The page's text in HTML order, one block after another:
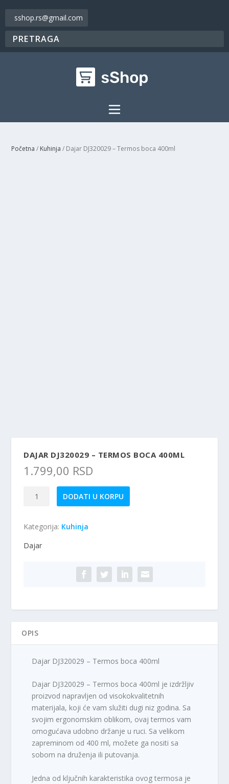
sshop.rs@gmail.com
Početna / Kuhinja / Dajar DJ320029 – Termos boca 400ml
DAJAR DJ320029 – TERMOS BOCA 400ML
1.799,00 RSD
Dajar
Termos
400ml
DODATI U KORPU
Kategorija: Kuhinja
Dajar
OPIS
Dajar DJ320029 – Termos boca 400ml
Dajar DJ320029 – Termos boca 400ml je izdržljiv
proizvod napravljen od visokokvalitetnih
materijala, koji će vam služiti dugi niz godina. Sa
svojim ergonomskim oblikom, ovaj termos vam
omogućava udobno držanje u ruci. Sa velikom
zapreminom od 400 ml, možete ga nositi sa
sobom na druženja ili putovanja.
Jedna od ključnih karakteristika ovog termosa je